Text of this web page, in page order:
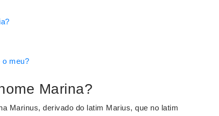
o meu?
Marina?
Marinus, derivado do latim Marius, que no latim